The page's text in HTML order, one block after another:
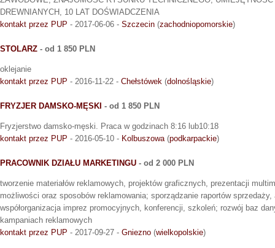
DREWNIANYCH, 10 LAT DOŚWIADCZENIA
kontakt przez PUP - 2017-06-06 - Szczecin (zachodniopomorskie)
STOLARZ - od 1 850 PLN
oklejanie
kontakt przez PUP - 2016-11-22 - Chełstówek (dolnośląskie)
FRYZJER DAMSKO-MĘSKI - od 1 850 PLN
Fryzjerstwo damsko-męski. Praca w godzinach 8:16 lub10:18
kontakt przez PUP - 2016-05-10 - Kolbuszowa(podkarpackie)
PRACOWNIK DZIAŁU MARKETINGU - od 2 000 PLN
tworzenie materiałów reklamowych, projektów graficznych, prezentacji
możliwości oraz sposobów reklamowania; sporządzanie raportów
współorganizacja imprez promocyjnych, konferencji, szkoleń; rozwój baz
kampaniach reklamowych
kontakt przez PUP - 2017-09-27 - Gniezno (wielkopolskie)